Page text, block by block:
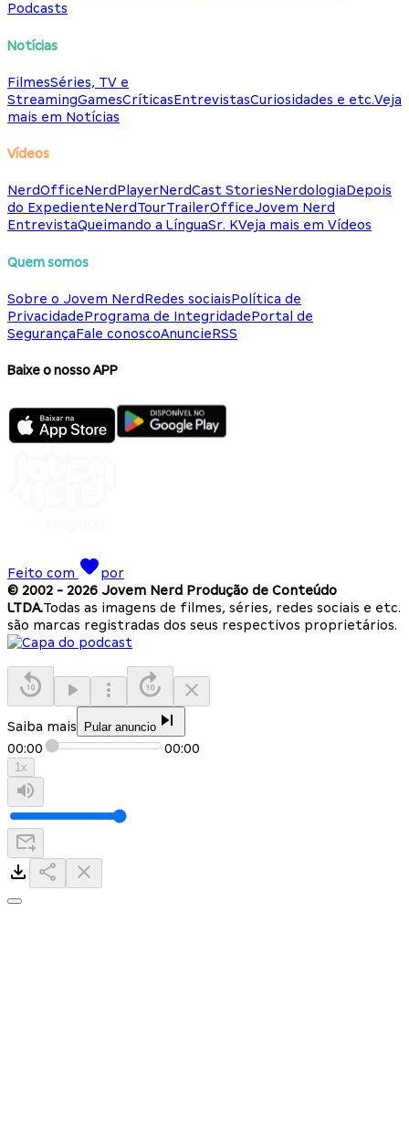
Podcasts
Notícias
FilmesSéries, TV e
StreamingGamesCríticasEntrevistasCuriosidades e etc.Veja
mais em Notícias
Vídeos
NerdOfficeNerdPlayerNerdCast StoriesNerdologiaDepois
do ExpedienteNerdTourTrailerOfficeJovem Nerd
EntrevistaQueimando a LínguaSr. KVeja mais em Vídeos
Quem somos
Sobre o Jovem NerdRedes sociaisPolítica de
PrivacidadePrograma de IntegridadePortal de
SegurançaFale conoscoAnuncieRSS
Baixe o nosso APP
Feito com
por
© 2002 - 2026 Jovem Nerd Produção de Conteúdo
LTDA.Todas as imagens de filmes, séries, redes sociais e etc.
são marcas registradas dos seus respectivos proprietários.
Saiba mais Pular anuncio
00:00 00:00
1x